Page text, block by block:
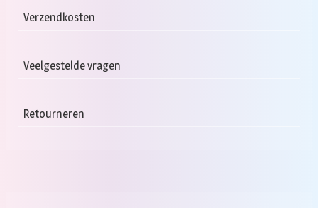
Verzendkosten
Veelgestelde vragen
Retourneren